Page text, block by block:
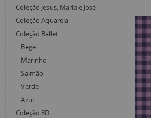
Coleção Jesus, Maria e José
Coleção Aquarela
Coleção Ballet
Bege
Marinho
Salmão
Verde
Azul
Coleção 3D